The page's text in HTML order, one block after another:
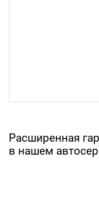
Расширенная
в нашем